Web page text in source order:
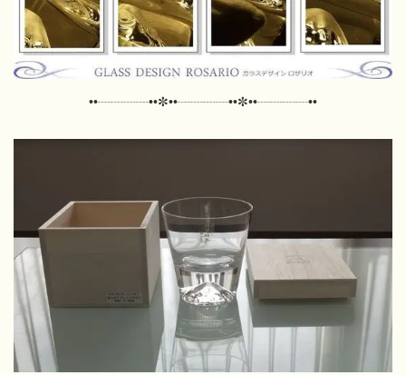
••┈┈┈┈••✼••┈┈┈┈••✼••┈┈┈┈••